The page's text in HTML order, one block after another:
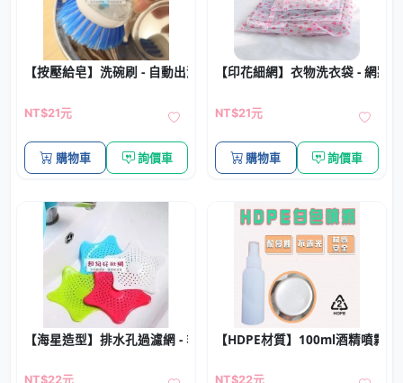
【按壓給皂】洗碗刷 - 自動出洗碗精清潔刷
NT$21元
購物車 詢價車
【印花細網】衣物洗衣袋 - 網狀
NT$21元
購物車 詢價車
【海星造型】排水孔過濾網 - 毛髮殘渣防堵塞濾網
NT$22元
【HDPE材質】100ml酒精噴霧
NT$22元